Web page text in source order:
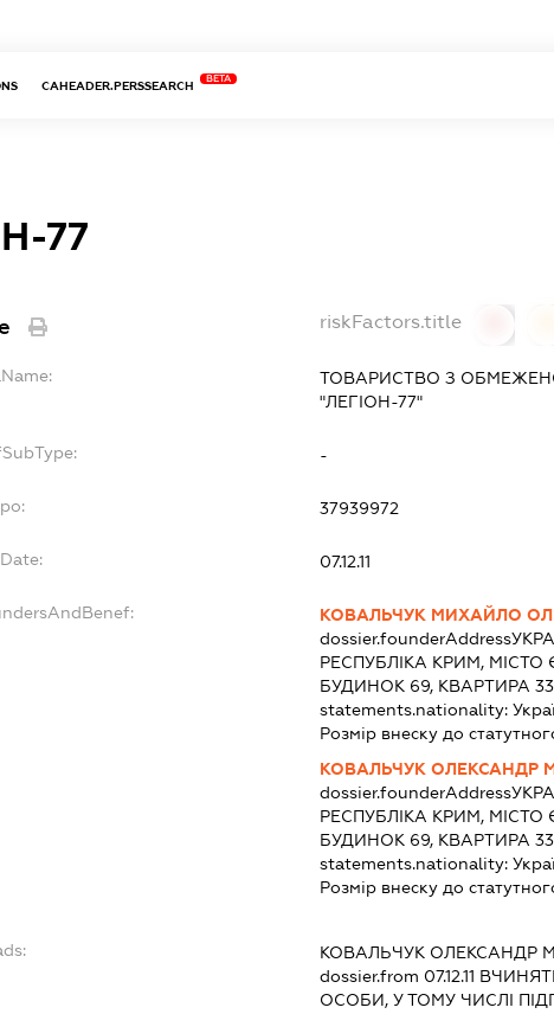
CAHEADER.PERSSEARCH
BETA
77
riskFactors.title
ТОВАРИСТВО З
"ЛЕГІОН-77"
-
37939972
07.12.11
КОВАЛЬЧУК МИХАЙЛО
dossier.founderAddress
РЕСПУБЛІКА КРИМ,
БУДИНОК 69, КВАРТИРА 33
statements.nationality:
Розмір внеску до
КОВАЛЬЧУК ОЛЕКСАНДР
dossier.founderAddress
РЕСПУБЛІКА КРИМ,
БУДИНОК 69, КВАРТИРА 33
statements.nationality:
Розмір внеску до
КОВАЛЬЧУК ОЛЕКСАНДР
dossier.from 07.12.11
ОСОБИ, У ТОМУ ЧИСЛІ